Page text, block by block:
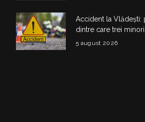
Accident la Vlădești:
dintre care trei
spital după impactul
5 august 2026